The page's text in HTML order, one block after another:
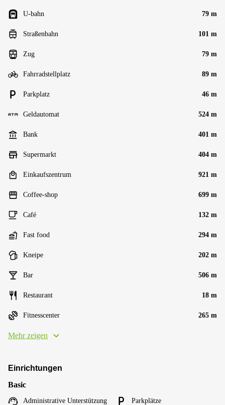
U-bahn 79 m
Straßenbahn 101 m
Zug 79 m
Fahrradstellplatz 89 m
Parkplatz 46 m
Geldautomat 524 m
Bank 401 m
Supermarkt 404 m
Einkaufszentrum 921 m
Coffee-shop 699 m
Café 132 m
Fast food 294 m
Kneipe 202 m
Bar 506 m
Restaurant 18 m
Fitnesscenter 265 m
Mehr zeigen
Einrichtungen
Basic
Administrative Unterstützung Parkplätze